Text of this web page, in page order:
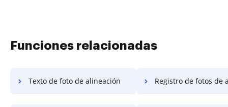
Funciones relacionadas
Texto de foto de alineación Registro de fotos de